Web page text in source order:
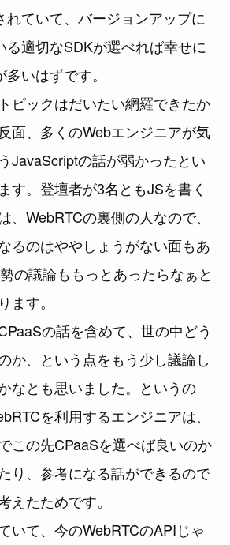
れていて、バージョンアップに
る適切なSDKが選べれば幸せに
いはずです。
ピックはだいたい網羅できたか
面、多くのWebエンジニアが気
JavaScriptの話が弱かったとい
す。登壇者が3名ともJSを書く
、WebRTCの裏側の人なので、
るのはややしょうがない面もあ
の議論ももっとあったらなぁと
ます。
の話を含めて、世の中どう
か、という点をもう少し議論し
なとも思いました。というの
を利用するエンジニアは、
この先CPaaSを選べば良いのか
り、参考になる話ができるので
えたためです。
いて、今のWebRTCのAPIじゃ